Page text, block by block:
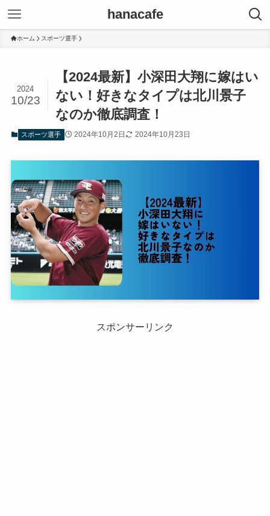
hanacafe
ホーム スポーツ選手
【2024最新】小深田大翔に嫁はい
ない！好きなタイプは北川景子
なのか徹底調査！
2024
10/23
スポーツ選手 2024年10月2日 2024年10月23日
スポンサーリンク